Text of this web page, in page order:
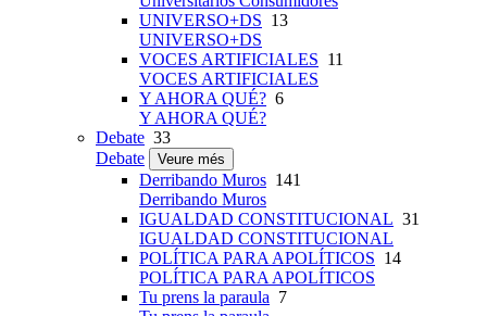
UNIVERSO+DS 13
UNIVERSO+DS
VOCES ARTIFICIALES 11
VOCES ARTIFICIALES
Y AHORA QUÉ? 6
Y AHORA QUÉ?
Debate 33
Debate
Veure més
Derribando Muros 141
Derribando Muros
IGUALDAD CONSTITUCIONAL 31
IGUALDAD CONSTITUCIONAL
POLÍTICA PARA APOLÍTICOS 14
POLÍTICA PARA APOLÍTICOS
Tu prens la paraula 7